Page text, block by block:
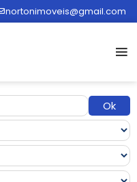
nortonimoveis@gmail.com
Ok